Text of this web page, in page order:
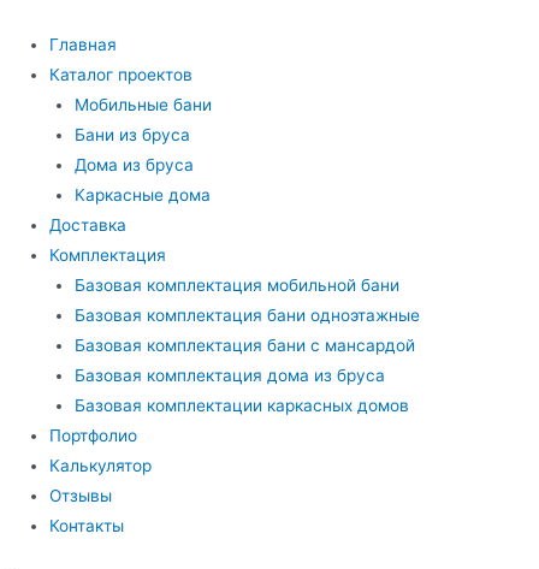
содержимому
Главная
Каталог проектов
Мобильные бани
Бани из бруса
Дома из бруса
Каркасные дома
Доставка
Комплектация
Базовая комплектация мобильной бани
Базовая комплектация бани одноэтажные
Базовая комплектация бани с мансардой
Базовая комплектация дома из бруса
Базовая комплектации каркасных домов
Портфолио
Калькулятор
Отзывы
Контакты